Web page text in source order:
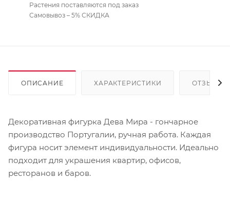
Растения поставляются под заказ
Самовывоз – 5% СКИДКА
ОПИСАНИЕ ХАРАКТЕРИСТИКИ ОТЗЫВЫ
Декоративная фигурка Дева Мира - гончарное
производство Португалии, ручная работа. Каждая
фигура носит элемент индивидуальности. Идеально
подходит для украшения квартир, офисов,
ресторанов и баров.